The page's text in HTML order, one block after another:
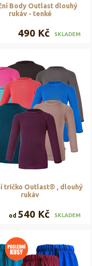
Body Outlast dlouhý
rukáv - tenké
490 Kč SKLADEM
tričko Outlast® , dlouhý
rukáv
od 540 Kč SKLADEM